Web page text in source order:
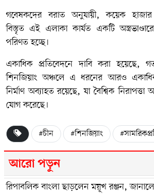
গবেষকদের বরাত অনুযায়ী, কয়েক হাজার
বিস্তৃত এই এলাকা কার্যত একটি
পরিণত হচ্ছে।
একাধিক প্রতিবেদনে দাবি করা
শিনজিয়াং অঞ্চলে এ ধরনের আরও
নির্মাণ অব্যাহত রয়েছে, যা বৈশ্বিক
যোগ করেছে।
#চীন #শিনজিয়াং
আরো পড়ুন
রিপাবলিক বাংলা ছাড়লেন ময়ূখ রঞ্জন,